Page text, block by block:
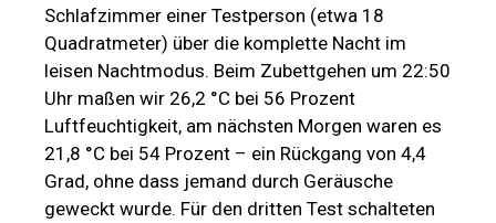
Schlafzimmer einer Testperson (etwa 18
Quadratmeter) über die komplette Nacht im
leisen Nachtmodus. Beim Zubettgehen um 22:50
Uhr maßen wir 26,2 °C bei 56 Prozent
Luftfeuchtigkeit, am nächsten Morgen waren es
21,8 °C bei 54 Prozent – ein Rückgang von 4,4
Grad, ohne dass jemand durch Geräusche
geweckt wurde. Für den dritten Test schalteten